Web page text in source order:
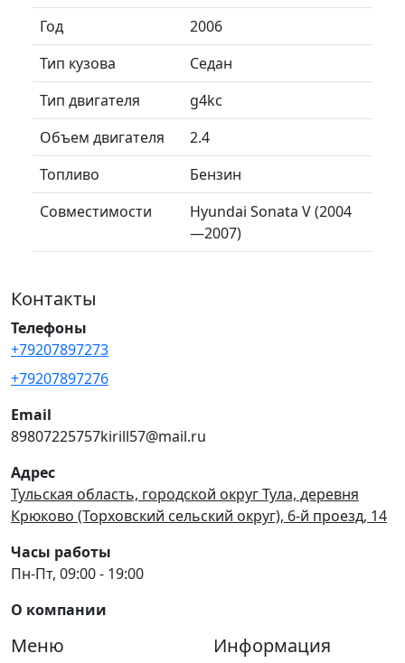
Год
2006
Тип кузова
Седан
Тип двигателя
g4kc
Объем двигателя
2.4
Топливо
Бензин
Совместимости
Hyundai Sonata V (2004
—2007)
Контакты
Телефоны
+79207897273
+79207897276
Email
89807225757kirill57@mail.ru
Адрес
Тульская область, городской округ Тула, деревня
Крюково (Торховский сельский округ), 6-й проезд, 14
Часы работы
Пн-Пт, 09:00 - 19:00
О компании
Меню Информация